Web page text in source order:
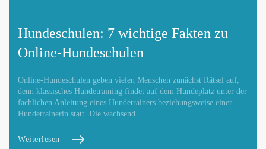
Hundeschulen: 7 wichtige Fakten zu
Online-Hundeschulen
Online-Hundeschulen geben vielen Menschen zunächst Rätsel auf,
denn klassisches Hundetraining findet auf dem Hundeplatz unter der
fachlichen Anleitung eines Hundetrainers beziehungsweise einer
Hundetrainerin statt. Die wachsend…
Weiterlesen